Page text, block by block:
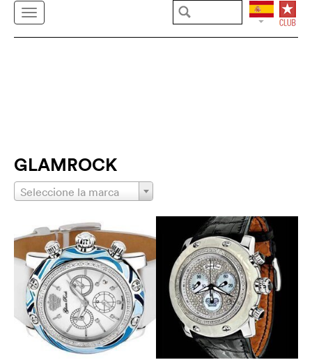
GLAMROCK
Seleccione la marca